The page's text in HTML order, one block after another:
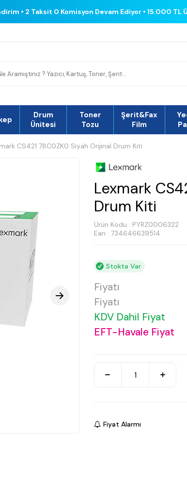
• 2 Taksit 0 Komisyon Devam Ediyor • 15.000 TL
Drum
Ünitesi
Toner
Tozu
Şerit&Fax
Film
CS421 78C0ZK0 Siyah Orijinal Drum Kiti
Lexmark
Drum Kiti
Ürün Kodu : PYRZ0006322
Ean : 734646639514
Stokta Var
Fiyatı
Fiyatı
KDV Dahil Fiyat
EFT-Havale Fiyat
Fiyat Alarmı